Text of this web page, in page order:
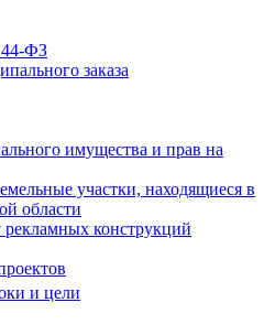
44-ФЗ
заказа
имущества и прав на
участки, находящиеся в
области
конструкций
и цели